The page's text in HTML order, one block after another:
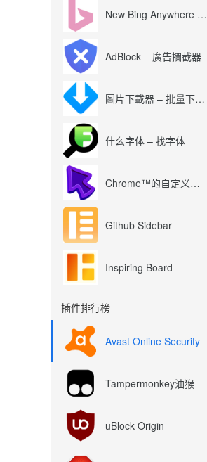
New Bing Anywhere (Bing Chat GPT-4)
AdBlock – 廣告攔截器
圖片下載器 – 批量下載圖片
什么字体 – 找字体
Chrome™的自定义光标
Github Sidebar
Inspiring Board
插件排行榜
Avast Online Security
Tampermonkey油猴
uBlock Origin